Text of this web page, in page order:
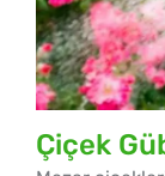
Çiçek